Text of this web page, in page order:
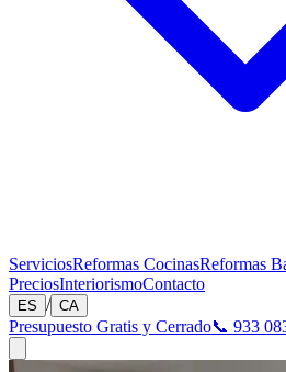
ServiciosReformas CocinasReformas
PreciosInteriorismoContacto
ES / CA
Presupuesto Gratis y Cerrado📞 933